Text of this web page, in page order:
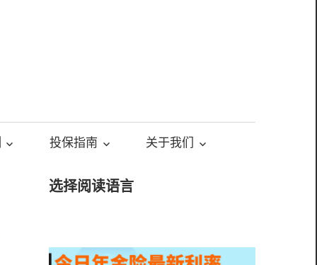
投保指南 关于我们
选择阅读语言